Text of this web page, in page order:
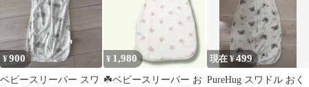
¥900
ベビースリーパー スワ
¥ 1,980
☘️ベビースリーパー お
現在 ¥499
PureHug スワドル おく